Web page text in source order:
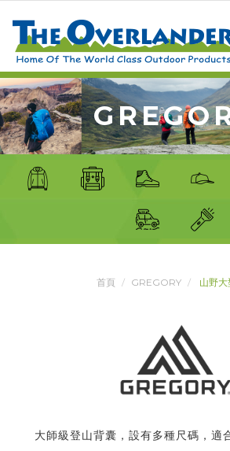
首頁 GREGORY 山野
大師級登山背囊，設有多種尺碼，適